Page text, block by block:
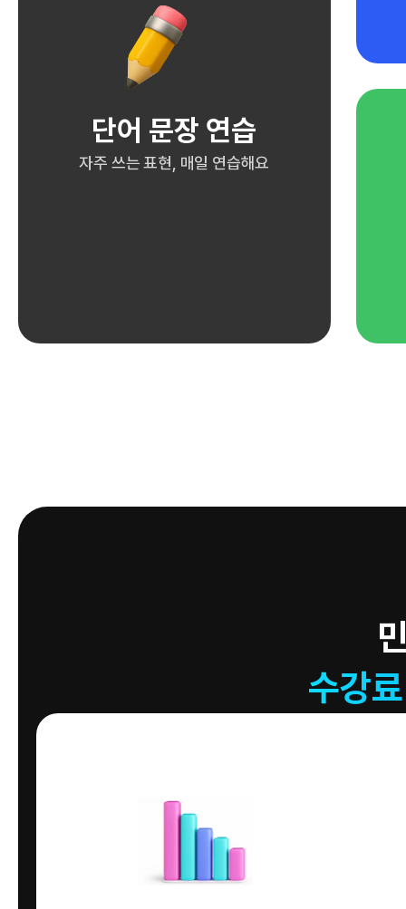
단어 문장 연습
자주 쓰는 표현, 매일 연습해요
수강